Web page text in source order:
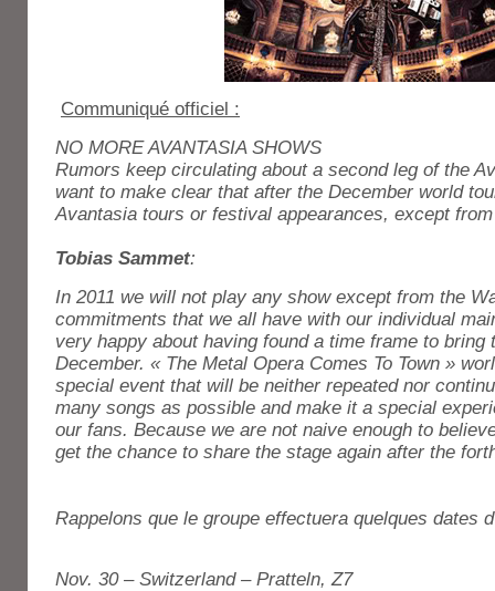
Communiqué officiel :
NO MORE AVANTASIA SHOWS
Rumors keep circulating about a second leg of the
want to make clear that after the December world
Avantasia tours or festival appearances, except
Tobias Sammet:
In 2011 we will not play any show except from the
commitments that we all have with our individual
very happy about having found a time frame to bring
December. « The Metal Opera Comes To Town »
special event that will be neither repeated nor
many songs as possible and make it a special
our fans. Because we are not naive enough to
get the chance to share the stage again after the
Rappelons que le groupe effectuera quelques dates
Nov. 30 – Switzerland – Pratteln, Z7